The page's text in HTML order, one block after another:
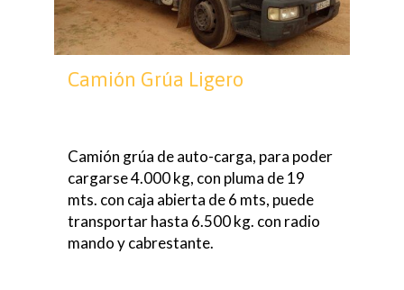
Camión Grúa Ligero
Camión grúa de auto-carga, para poder
cargarse 4.000 kg, con pluma de 19
mts. con caja abierta de 6 mts, puede
transportar hasta 6.500 kg. con radio
mando y cabrestante.